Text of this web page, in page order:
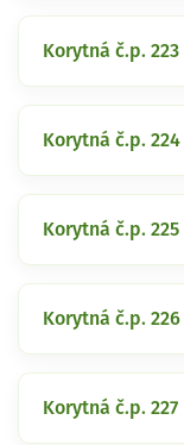
Korytná č.p. 223
Korytná č.p. 224
Korytná č.p. 225
Korytná č.p. 226
Korytná č.p. 227